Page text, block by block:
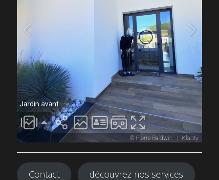
Contact découvrez nos services